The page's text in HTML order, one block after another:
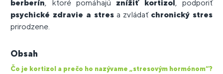
berberín, ktoré pomáhajú znížiť kortizol, podporiť
psychické zdravie a stres a zvládať chronický stres
prirodzene.
Obsah
Čo je kortizol a prečo ho nazývame „stresovým hormónom“?